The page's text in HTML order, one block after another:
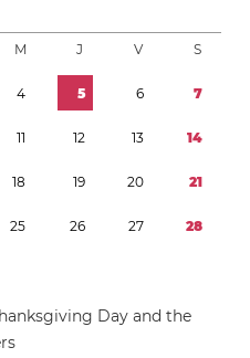
M J V S
4 5 6 7
11 12 13 14
18 19 20 21
25 26 27 28
Day and the